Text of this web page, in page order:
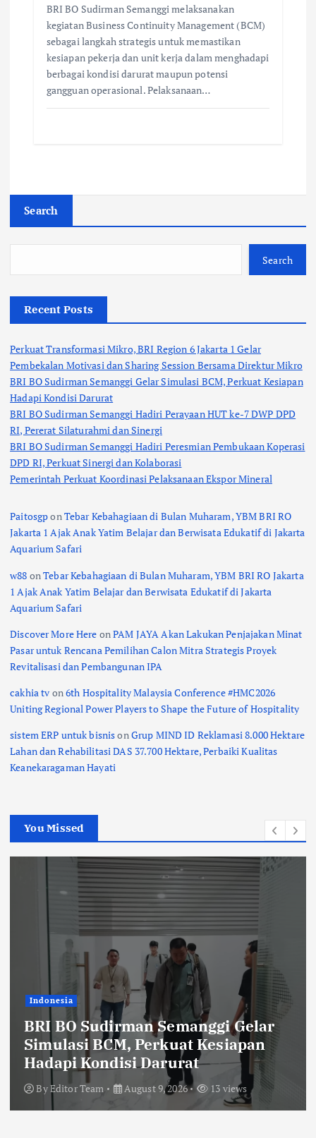
BRI BO Sudirman Semanggi melaksanakan
kegiatan Business Continuity Management (BCM)
sebagai langkah strategis untuk memastikan
kesiapan pekerja dan unit kerja dalam menghadapi
berbagai kondisi darurat maupun potensi
gangguan operasional. Pelaksanaan…
Search
Search
Recent Posts
Perkuat Transformasi Mikro, BRI Region 6 Jakarta 1 Gelar
Pembekalan Motivasi dan Sharing Session Bersama Direktur Mikro
BRI BO Sudirman Semanggi Gelar Simulasi BCM, Perkuat Kesiapan
Hadapi Kondisi Darurat
BRI BO Sudirman Semanggi Hadiri Perayaan HUT ke-7 DWP DPD
RI, Pererat Silaturahmi dan Sinergi
BRI BO Sudirman Semanggi Hadiri Peresmian Pembukaan Koperasi
DPD RI, Perkuat Sinergi dan Kolaborasi
Pemerintah Perkuat Koordinasi Pelaksanaan Ekspor Mineral
PaitosgponTebar Kebahagiaan di Bulan Muharam, YBM BRI RO
Jakarta 1 Ajak Anak Yatim Belajar dan Berwisata Edukatif di Jakarta
Aquarium Safari
w88 onTebar Kebahagiaan di Bulan Muharam, YBM BRI RO Jakarta
1 Ajak Anak Yatim Belajar dan Berwisata Edukatif di Jakarta
Aquarium Safari
Discover More Here onPAM JAYA Akan Lakukan Penjajakan Minat
Pasar untuk Rencana Pemilihan Calon Mitra Strategis Proyek
Revitalisasi dan Pembangunan IPA
cakhia tv on6th Hospitality Malaysia Conference #HMC2026
Uniting Regional Power Players to Shape the Future of Hospitality
sistem ERP untuk bisnisonGrup MIND ID Reklamasi 8.000 Hektare
Lahan dan Rehabilitasi DAS 37.700 Hektare, Perbaiki Kualitas
Keanekaragaman Hayati
You Missed
Indonesia
BRI BO Sudirman Semanggi Gelar
Simulasi BCM, Perkuat Kesiapan
Hadapi Kondisi Darurat
ByEditor Team August 9, 2026 13 views